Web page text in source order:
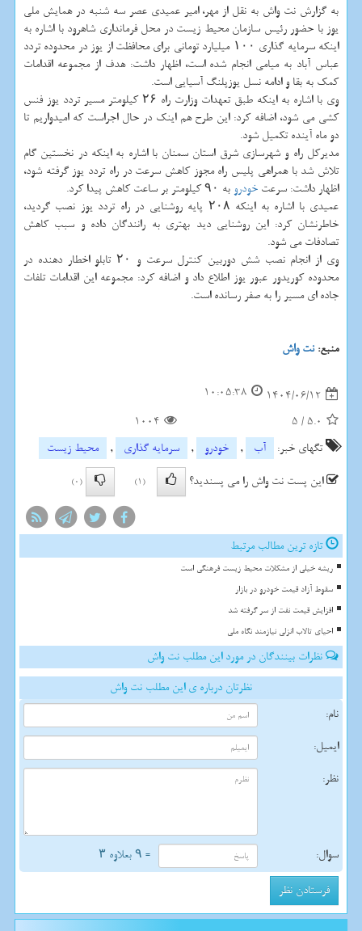
به گزارش نت واش به نقل از مهر، امیر عمیدی عصر سه شنبه در همایش ملی
یوز با حضور رئیس سازمان محیط زیست در محل فرمانداری شاهرود با اشاره به
اینکه سرمایه گذاری ۱۰۰ میلیارد تومانی برای محافظت از یوز در محدوده تردد
عباس آباد به میامی انجام شده است، اظهار داشت: هدف از مجموعه اقدامات
کمک به بقا و ادامه نسل یوزپلنگ آسیایی است.
وی با اشاره به اینکه طبق تعهدات وزارت راه ۲۶ کیلومتر مسیر تردد یوز فنس
کشی می شود، اضافه کرد: این طرح هم اینک در حال اجراست که امیدواریم تا
دو ماه آینده تکمیل شود.
مدیرکل راه و شهرسازی شرق استان سمنان با اشاره به اینکه در نخستین گام
تلاش شد با همراهی پلیس راه مجوز کاهش سرعت در راه تردد یوز گرفته شود،
اظهار داشت: سرعت خودرو به ۹۰ کیلومتر بر ساعت کاهش پیدا کرد.
عمیدی با اشاره به اینکه ۲۰۸ پایه روشنایی در راه تردد یوز نصب گردید،
خاطرنشان کرد: این روشنایی دید بهتری به رانندگان داده و سبب کاهش
تصادفات می شود.
وی از انجام نصب شش دوربین کنترل سرعت و ۲۰ تابلو اخطار دهنده در
محدوده کوریدور عبور یوز اطلاع داد و اضافه کرد: مجموعه این اقدامات تلفات
جاده ای مسیر را به صفر رسانده است.
منبع:نت واش
1404/06/12
10:05:38
5.0
/
5
1004
تگهای خبر:
آب , خودرو , سرمایه گذاری ,
محیط زیست
این پست نت واش را می پسندید؟
(1)
(0)
تازه ترین مطالب مرتبط
ریشه خیلی از مشکلات محیط زیست فرهنگی است
سقوط آزاد قیمت خودرو در بازار
افزایش قیمت نفت از سر گرفته شد
احیای تالاب انزلی نیازمند نگاه ملی
نظرات بینندگان در مورد این مطلب نت واش
نظرتان درباره ی این مطلب نت واش
نام:
ایمیل:
نظر:
سوال: = ۹ بعلاوه ۳